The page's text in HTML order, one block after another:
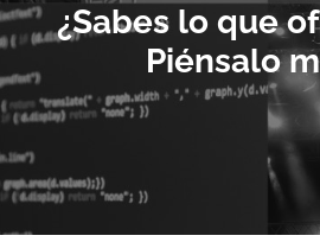
¿Sabes lo que
Piénsalo